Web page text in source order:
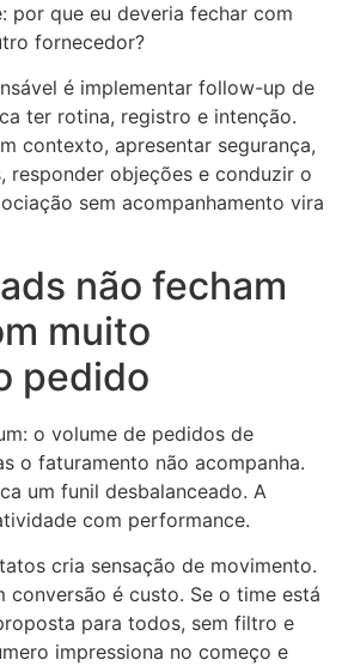
por que eu deveria fechar com
fornecedor?
é implementar follow-up de
ter rotina, registro e intenção.
contexto, apresentar segurança,
responder objeções e conduzir o
sem acompanhamento vira
não fecham
muito
pedido
o volume de pedidos de
o faturamento não acompanha.
um funil desbalanceado. A
com performance.
cria sensação de movimento.
conversão é custo. Se o time está
para todos, sem filtro e
impressiona no começo e